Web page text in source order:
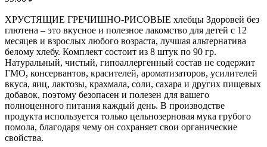
ХРУСТЯЩИЕ ГРЕЧИШНО-РИСОВЫЕ хлебцы Здоровей без
глютена – это вкусное и полезное лакомство для детей с 12
месяцев и взрослых любого возраста, лучшая альтернатива
белому хлебу. Комплект состоит из 8 штук по 90 гр.
Натуральный, чистый, гипоаллергенный состав не содержит
ГМО, консервантов, красителей, ароматизаторов, усилителей
вкуса, яиц, лактозы, крахмала, соли, сахара и других пищевых
добавок, поэтому безопасен и полезен для вашего
полноценного питания каждый день. В производстве
продукта используется только цельнозерновая мука грубого
помола, благодаря чему он сохраняет свои органические
свойства.